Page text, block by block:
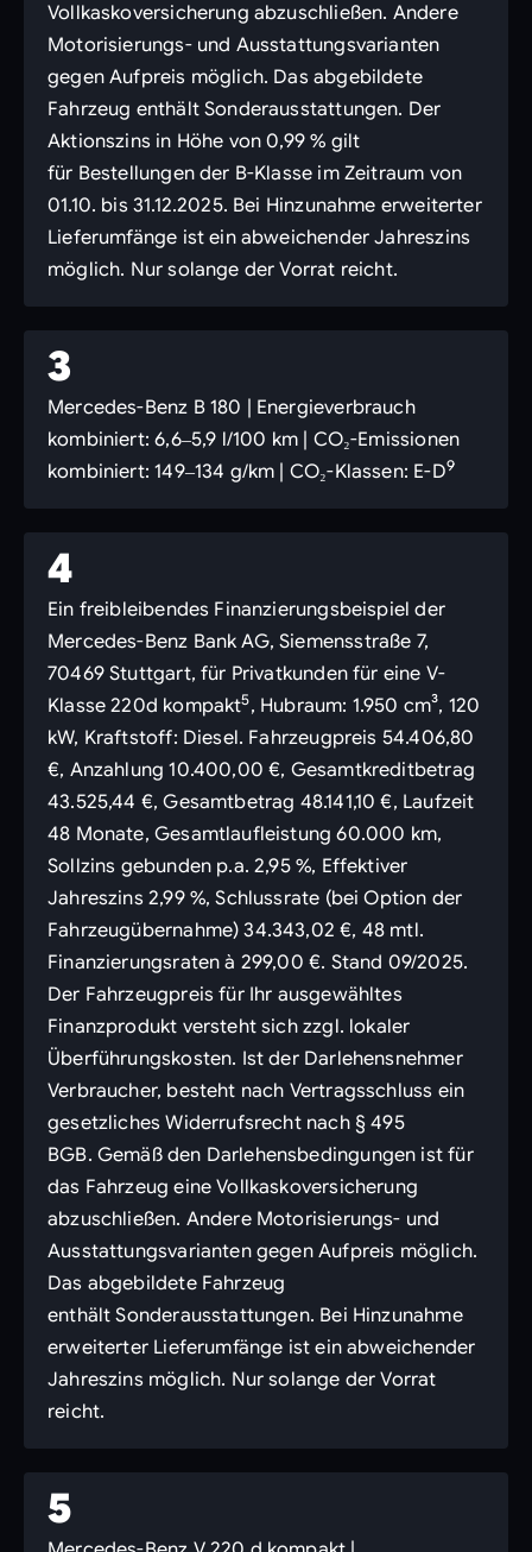
Vollkaskoversicherung abzuschließen. Andere
Motorisierungs- und Ausstattungsvarianten
gegen Aufpreis möglich. Das abgebildete
Fahrzeug enthält Sonderausstattungen. Der
Aktionszins in Höhe von 0,99 % gilt
für Bestellungen der B-Klasse im Zeitraum von
01.10. bis 31.12.2025. Bei Hinzunahme erweiterter
Lieferumfänge ist ein abweichender Jahreszins
möglich. Nur solange der Vorrat reicht.
3
Mercedes-Benz B 180 | Energieverbrauch
kombiniert: 6,6‒5,9 l/100 km | CO₂-Emissionen
kombiniert: 149‒134 g/km | CO₂-Klassen: E-D9
4
Ein freibleibendes Finanzierungsbeispiel der
Mercedes-Benz Bank AG, Siemensstraße 7,
70469 Stuttgart, für Privatkunden für eine V-
Klasse 220d kompakt5, Hubraum: 1.950 cm³, 120
kW, Kraftstoff: Diesel. Fahrzeugpreis 54.406,80
€, Anzahlung 10.400,00 €, Gesamtkreditbetrag
43.525,44 €, Gesamtbetrag 48.141,10 €, Laufzeit
48 Monate, Gesamtlaufleistung 60.000 km,
Sollzins gebunden p.a. 2,95 %, Effektiver
Jahreszins 2,99 %, Schlussrate (bei Option der
Fahrzeugübernahme) 34.343,02 €, 48 mtl.
Finanzierungsraten à 299,00 €. Stand 09/2025.
Der Fahrzeugpreis für Ihr ausgewähltes
Finanzprodukt versteht sich zzgl. lokaler
Überführungskosten. Ist der Darlehensnehmer
Verbraucher, besteht nach Vertragsschluss ein
gesetzliches Widerrufsrecht nach § 495
BGB. Gemäß den Darlehensbedingungen ist für
das Fahrzeug eine Vollkaskoversicherung
abzuschließen. Andere Motorisierungs- und
Ausstattungsvarianten gegen Aufpreis möglich.
Das abgebildete Fahrzeug
enthält Sonderausstattungen. Bei Hinzunahme
erweiterter Lieferumfänge ist ein abweichender
Jahreszins möglich. Nur solange der Vorrat
reicht.
5